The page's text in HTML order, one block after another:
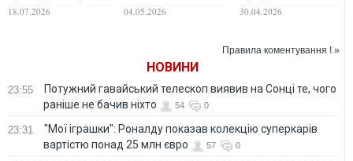
атаки
18.07.2026
воєнно-
бунту, - Постернак
04.05.2026
психологічного
30.04.2026
Правила коментування ! »
НОВИНИ
23:55
Потужний гавайський телескоп виявив на Сонці те, чого
раніше не бачив ніхто
54 0
23:31
"Мої іграшки": Роналду показав колекцію суперкарів
вартістю понад 25 млн євро
57 0